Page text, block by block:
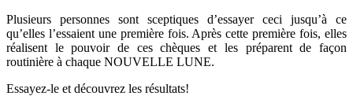
Plusieurs personnes sont sceptiques d’essayer ceci jusqu’à ce
qu’elles l’essaient une première fois. Après cette première fois, elles
réalisent le pouvoir de ces chèques et les préparent de façon
routinière à chaque NOUVELLE LUNE.
Essayez-le et découvrez les résultats!